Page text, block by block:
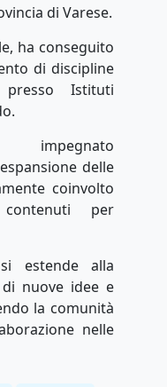
di Varese.
ha conseguito
di discipline
presso Istituti
delle
coinvolto
per
estende alla
nuove idee e
la comunità
nelle